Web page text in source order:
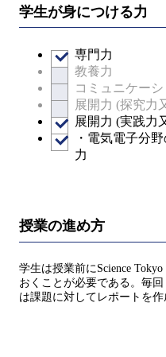
学生が身につける力
専門力
教養力
コミュニケーシ
展開力 (探究力
展開力 (実践力
・電気電子分
力
授業の進め方
学生は授業前にScience
おくことが必要である。毎
は課題に対してレポートを